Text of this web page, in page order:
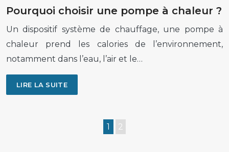
Pourquoi choisir une pompe à chaleur ?
Un dispositif système de chauffage, une pompe à
chaleur prend les calories de l’environnement,
notamment dans l’eau, l’air et le…
LIRE LA SUITE
1 2